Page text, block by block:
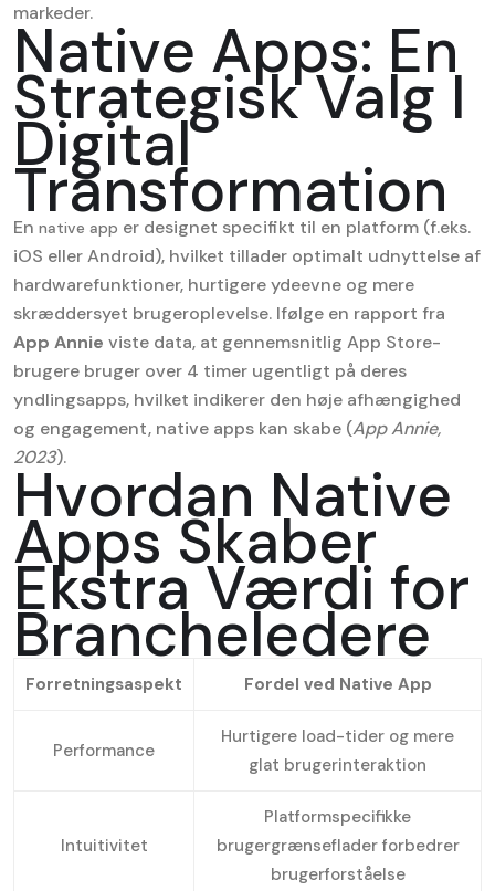
markeder.
Native Apps: En
Strategisk Valg I
Digital
Transformation
En native app er designet specifikt til en platform (f.eks.
iOS eller Android), hvilket tillader optimalt udnyttelse af
hardwarefunktioner, hurtigere ydeevne og mere
skræddersyet brugeroplevelse. Ifølge en rapport fra
App Annie viste data, at gennemsnitlig App Store-
brugere bruger over 4 timer ugentligt på deres
yndlingsapps, hvilket indikerer den høje afhængighed
og engagement, native apps kan skabe (App Annie,
2023).
Hvordan Native
Apps Skaber
Ekstra Værdi for
Brancheledere
Forretningsaspekt Fordel ved Native App
Performance
Hurtigere load-tider og mere
glat brugerinteraktion
Intuitivitet
Platformspecifikke
brugergrænseflader forbedrer
brugerforståelse